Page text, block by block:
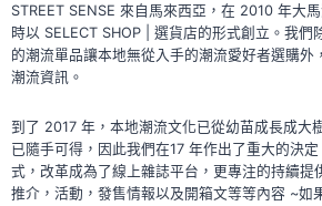
主
持，
還
組
鋼
彈？！
STREET SENSE 來自馬來西亞，在 2010 年大
時以 SELECT SHOP | 選貨店的形式創立。我們
的潮流單品讓本地無從入手的潮流愛好者選購外
潮流資訊。
到了 2017 年，本地潮流文化已從幼苗成長成大
已隨手可得，因此我們在17 年作出了重大的決
式，改革成為了線上雜誌平台，更專注的持續提
推介，活動，發售情報以及開箱文等等內容 ~如